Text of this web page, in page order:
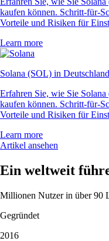
kaufen können. Schritt-für-
Vorteile und Risiken für
Learn more
Solana (SOL) in
Erfahren Sie, wie Sie
kaufen können. Schritt-für-
Vorteile und Risiken für
Learn more
Artikel ansehen
Ein weltweit
Millionen Nutzer in über 90
Gegründet
2016